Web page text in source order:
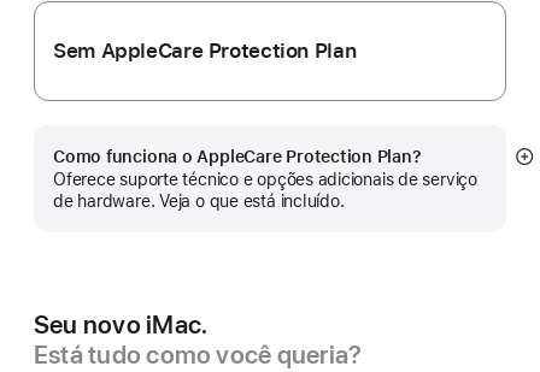
Sem AppleCare Protection Plan
Como funciona o AppleCare Protection Plan?
Oferece suporte técnico e opções adicionais de serviço
de hardware. Veja o que está incluído.
Seu novo iMac.
Está tudo como você queria?